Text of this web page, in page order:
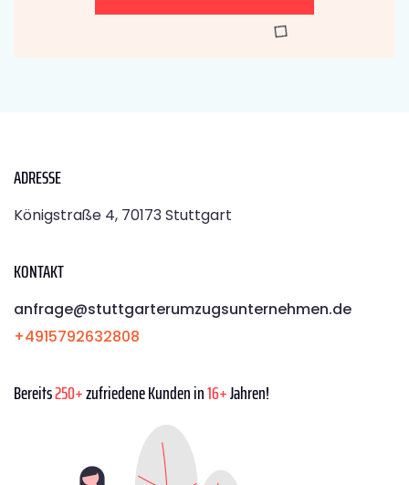
ADRESSE
Königstraße 4, 70173 Stuttgart
KONTAKT
anfrage@stuttgarterumzugsunternehmen.de
+4915792632808
Bereits250+zufriedene Kunden in16+Jahren!